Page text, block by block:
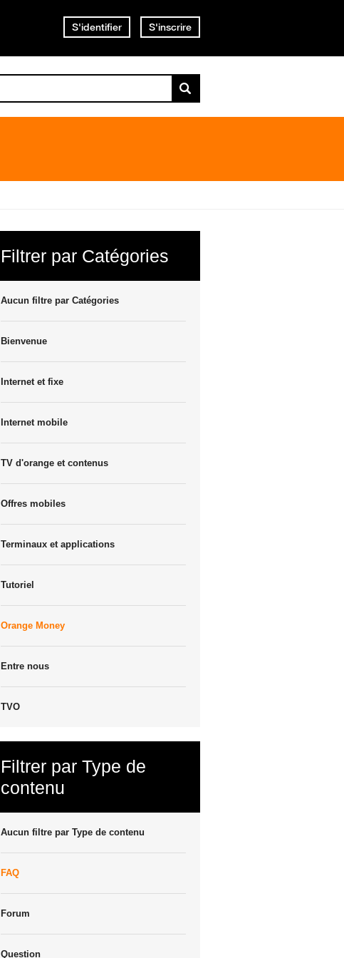
S'identifier S'inscrire
Filtrer par Catégories
Aucun filtre par Catégories
Bienvenue
Internet et fixe
Internet mobile
TV d'orange et contenus
Offres mobiles
Terminaux et applications
Tutoriel
Orange Money
Entre nous
TVO
Filtrer par Type de
contenu
Aucun filtre par Type de contenu
FAQ
Forum
Question